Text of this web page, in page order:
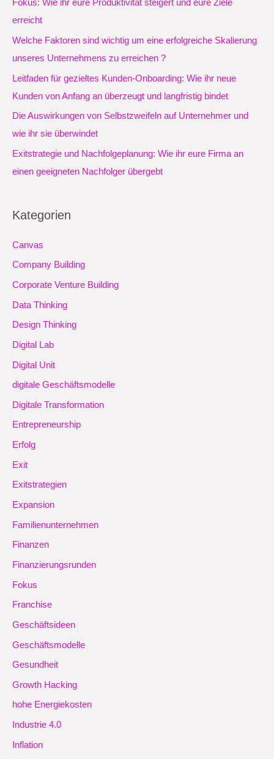
Fokus: Wie ihr eure Produktivität steigert und eure Ziele
erreicht
Welche Faktoren sind wichtig um eine erfolgreiche Skalierung
unseres Unternehmens zu erreichen ?
Leitfaden für gezieltes Kunden-Onboarding: Wie ihr neue
Kunden von Anfang an überzeugt und langfristig bindet
Die Auswirkungen von Selbstzweifeln auf Unternehmer und
wie ihr sie überwindet
Exitstrategie und Nachfolgeplanung: Wie ihr eure Firma an
einen geeigneten Nachfolger übergebt
Kategorien
Canvas
Company Building
Corporate Venture Building
Data Thinking
Design Thinking
Digital Lab
Digital Unit
digitale Geschäftsmodelle
Digitale Transformation
Entrepreneurship
Erfolg
Exit
Exitstrategien
Expansion
Familienunternehmen
Finanzen
Finanzierungsrunden
Fokus
Franchise
Geschäftsideen
Geschäftsmodelle
Gesundheit
Growth Hacking
hohe Energiekosten
Industrie 4.0
Inflation